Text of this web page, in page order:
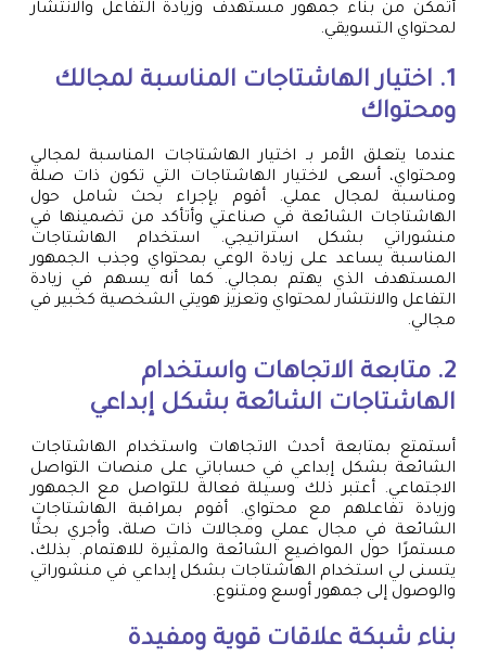
أتمكن من بناء جمهور مستهدف وزيادة التفاعل والانتشار
لمحتواي التسويقي.
1. اختيار الهاشتاجات المناسبة لمجالك
ومحتواك
عندما يتعلق الأمر بـ اختيار الهاشتاجات المناسبة لمجالي
ومحتواي، أسعى لاختيار الهاشتاجات التي تكون ذات صلة
ومناسبة لمجال عملي. أقوم بإجراء بحث شامل حول
الهاشتاجات الشائعة في صناعتي وأتأكد من تضمينها في
منشوراتي بشكل استراتيجي. استخدام الهاشتاجات
المناسبة يساعد على زيادة الوعي بمحتواي وجذب الجمهور
المستهدف الذي يهتم بمجالي. كما أنه يسهم في زيادة
التفاعل والانتشار لمحتواي وتعزيز هويتي الشخصية كخبير في
مجالي.
2. متابعة الاتجاهات واستخدام
الهاشتاجات الشائعة بشكل إبداعي
أستمتع بمتابعة أحدث الاتجاهات واستخدام الهاشتاجات
الشائعة بشكل إبداعي في حساباتي على منصات التواصل
الاجتماعي. أعتبر ذلك وسيلة فعالة للتواصل مع الجمهور
وزيادة تفاعلهم مع محتواي. أقوم بمراقبة الهاشتاجات
الشائعة في مجال عملي ومجالات ذات صلة، وأجري بحثًا
مستمرًا حول المواضيع الشائعة والمثيرة للاهتمام. بذلك،
يتسنى لي استخدام الهاشتاجات بشكل إبداعي في منشوراتي
والوصول إلى جمهور أوسع ومتنوع.
بناء شبكة علاقات قوية ومفيدة